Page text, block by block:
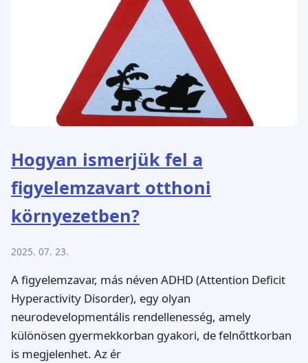
Hogyan ismerjük fel a
figyelemzavart otthoni
környezetben?
2025. 07. 23.
A figyelemzavar, más néven ADHD (Attention Deficit
Hyperactivity Disorder), egy olyan
neurodevelopmentális rendellenesség, amely
különösen gyermekkorban gyakori, de felnőttkorban
is megjelenhet. Az ér